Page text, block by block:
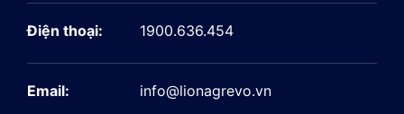
Điện thoại: 1900.636.454
Email: info@lionagrevo.vn